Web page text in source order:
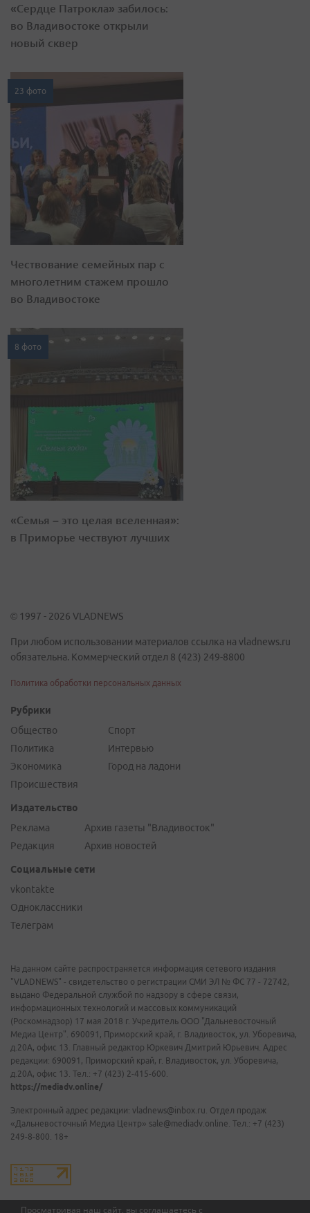
Просматривая наш сайт, вы соглашаетесь с
«Сердце Патрокла» забилось:
во Владивостоке открыли
новый сквер
23 фото
Чествование семейных пар с
многолетним стажем прошло
во Владивостоке
8 фото
«Семья – это целая вселенная»:
в Приморье чествуют лучших
© 1997 - 2026 VLADNEWS
При любом использовании материалов ссылка на vladnews.ru
обязательна. Коммерческий отдел 8 (423) 249-8800
Политика обработки персональных данных
Рубрики
Общество
Политика
Экономика
Происшествия
Спорт
Интервью
Город на ладони
Издательство
Реклама
Редакция
Архив газеты "Владивосток"
Архив новостей
Социальные сети
vkontakte
Одноклассники
Телеграм
На данном сайте распространяется информация сетевого издания
"VLADNEWS" - свидетельство о регистрации СМИ ЭЛ № ФС 77 - 72742,
выдано Федеральной службой по надзору в сфере связи,
информационных технологий и массовых коммуникаций
(Роскомнадзор) 17 мая 2018 г. Учредитель ООО "Дальневосточный
Медиа Центр". 690091, Приморский край, г. Владивосток, ул. Уборевича,
д.20А, офис 13. Главный редактор Юркевич Дмитрий Юрьевич. Адрес
редакции: 690091, Приморский край, г. Владивосток, ул. Уборевича,
д.20А, офис 13. Тел.: +7 (423) 2-415-600.
https://mediadv.online/
Электронный адрес редакции: vladnews@inbox.ru. Отдел продаж
«Дальневосточный Медиа Центр» sale@mediadv.online. Тел.: +7 (423)
249-8-800. 18+